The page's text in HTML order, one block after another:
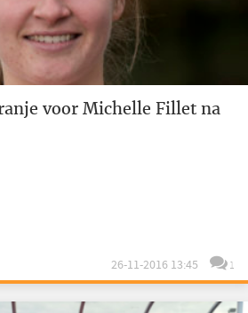
voor Michelle Fillet na
26-11-2016 13:45 1